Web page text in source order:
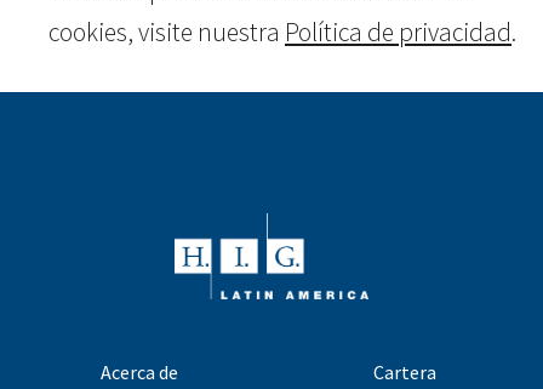
cookies, visite nuestra Política de privacidad.
Acerca de Cartera